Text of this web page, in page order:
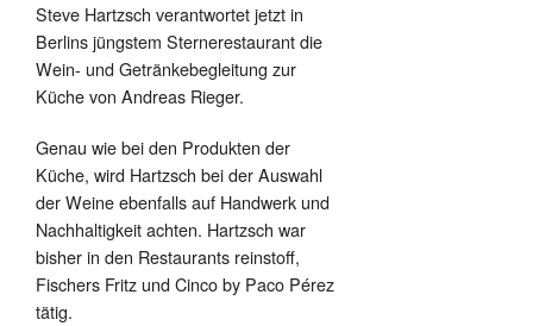
Steve Hartzsch verantwortet jetzt in
Berlins jüngstem Sternerestaurant die
Wein- und Getränkebegleitung zur
Küche von Andreas Rieger.
Genau wie bei den Produkten der
Küche, wird Hartzsch bei der Auswahl
der Weine ebenfalls auf Handwerk und
Nachhaltigkeit achten. Hartzsch war
bisher in den Restaurants reinstoff,
Fischers Fritz und Cinco by Paco Pérez
tätig.